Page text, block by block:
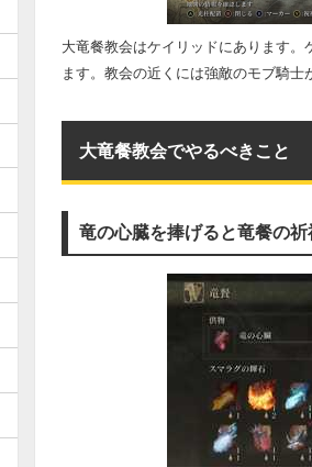
大竜餐教会はケイリッドにあります
ます。教会の近くには強敵のモブ騎士
大竜餐教会でやるべきこと
竜の心臓を捧げると竜餐の